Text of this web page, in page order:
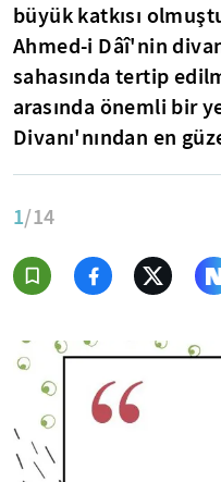
büyük katkısı
Ahmed-i Dâî'nin
sahasında tertip
arasında önemli bir
Divanı'nından en
1/14